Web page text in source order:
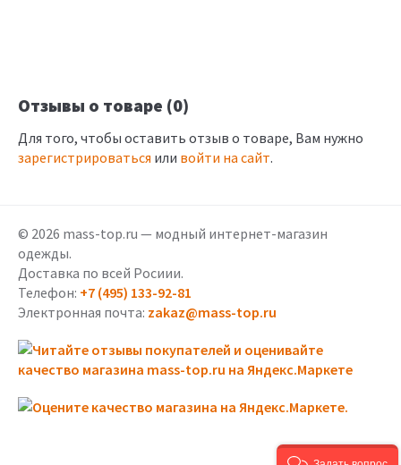
Отзывы о товаре (0)
Для того, чтобы оставить отзыв о товаре, Вам нужно
зарегистрироваться или войти на сайт.
© 2026 mass-top.ru — модный интернет-магазин
одежды.
Доставка по всей Росиии.
Телефон: +7 (495) 133-92-81
Электронная почта: zakaz@mass-top.ru